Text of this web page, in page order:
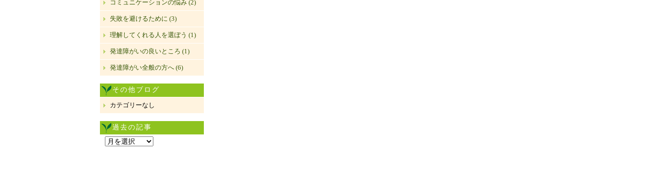
コミュニケーションの悩み (2)
失敗を避けるために (3)
理解してくれる人を選ぼう (1)
発達障がいの良いところ (1)
発達障がい全般の方へ (6)
その他ブログ
カテゴリーなし
過去の記事